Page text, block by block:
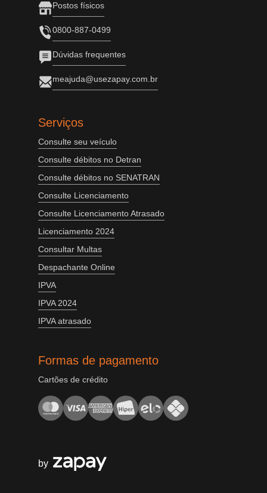
Postos físicos
0800-887-0499
Dúvidas frequentes
meajuda@usezapay.com.br
Serviços
Consulte seu veículo
Consulte débitos no Detran
Consulte débitos no SENATRAN
Consulte Licenciamento
Consulte Licenciamento Atrasado
Licenciamento 2024
Consultar Multas
Despachante Online
IPVA
IPVA 2024
IPVA atrasado
Formas de pagamento
Cartões de crédito
by